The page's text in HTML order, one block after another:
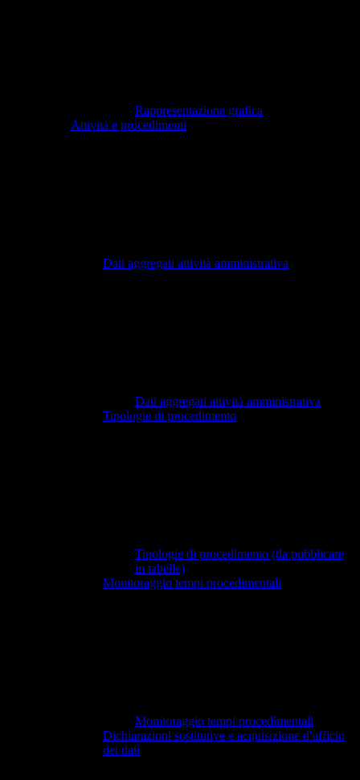
Rappresentazione grafica
Attività e procedimenti
Dati aggregati attività amministrativa
Dati aggregati attività amministrativa
Tipologie di procedimento
Tipologie di procedimento (da pubblicare
in tabelle)
Monitoraggio tempi procedimentali
Monitoraggio tempi procedimentali
Dichiarazioni sostitutive e acquisizione d'ufficio
dei dati